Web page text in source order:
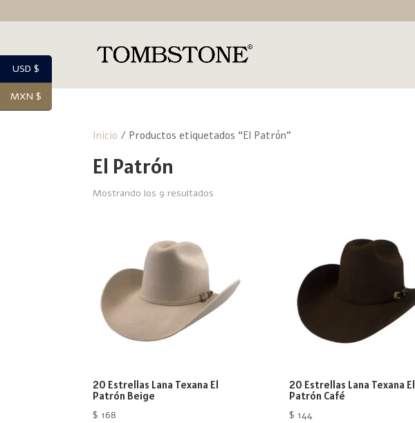
Inicio / Productos etiquetados “El Patrón”
El Patrón
Mostrando los 9 resultados
20 Estrellas Lana Texana El
Patrón Beige
$ 168
20 Estrellas Lana Texana El
Patrón Café
$ 144
USD $
MXN $